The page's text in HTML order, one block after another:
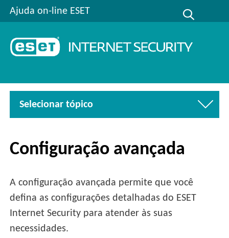
Ajuda on-line ESET
Selecionar tópico
Configuração avançada
A configuração avançada permite que você
defina as configurações detalhadas do ESET
Internet Security para atender às suas
necessidades.